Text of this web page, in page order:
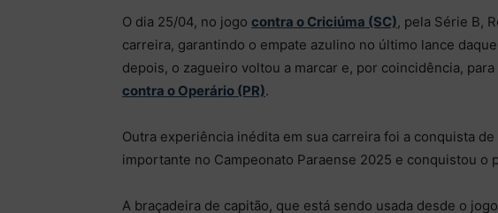
O dia 25/04, no jogo contra o Criciúma (SC), pela Série B,
carreira, garantindo o empate azulino no último lance
depois, o zagueiro voltou a marcar e, por coincidência,
contra o Operário (PR).
Outra experiência inédita em sua carreira foi a conquista
importante no Campeonato Paraense 2025 e conquistou
A braçadeira de capitão, que está sendo usada desde o jogo